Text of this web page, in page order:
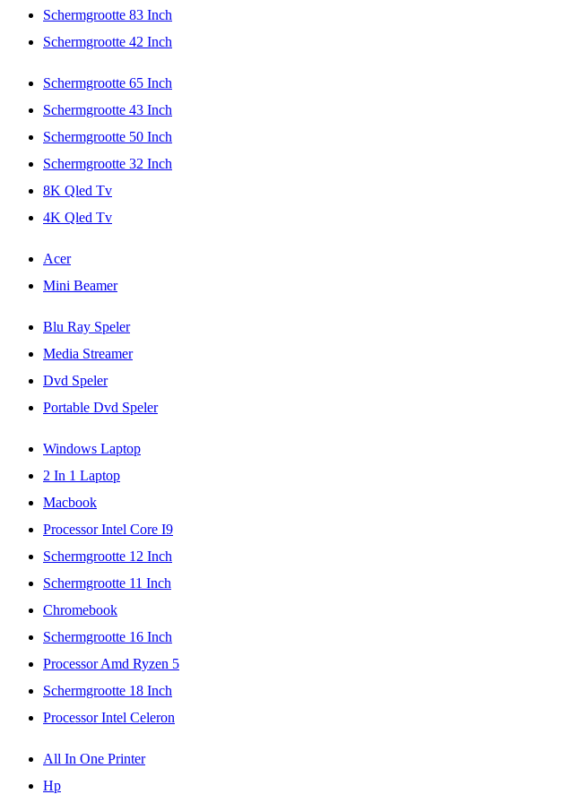
Schermgrootte 83 Inch
Schermgrootte 42 Inch
Schermgrootte 65 Inch
Schermgrootte 43 Inch
Schermgrootte 50 Inch
Schermgrootte 32 Inch
8K Qled Tv
4K Qled Tv
Acer
Mini Beamer
Blu Ray Speler
Media Streamer
Dvd Speler
Portable Dvd Speler
Windows Laptop
2 In 1 Laptop
Macbook
Processor Intel Core I9
Schermgrootte 12 Inch
Schermgrootte 11 Inch
Chromebook
Schermgrootte 16 Inch
Processor Amd Ryzen 5
Schermgrootte 18 Inch
Processor Intel Celeron
All In One Printer
Hp